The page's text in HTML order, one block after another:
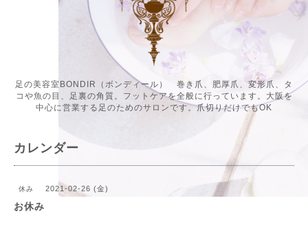
足の美容室BONDIR（ボンディール） 巻き爪、肥厚爪、変形爪、タ
コや魚の目、足裏の角質。フットケアを全般に行っています。大阪を
中心に営業する足のためのサロンです。爪切りだけでもOK
カレンダー
休み 2021-02-26 (金)
お休み